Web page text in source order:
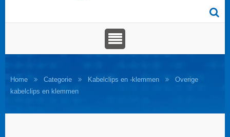
Home Categorie Kabelclips en -klemmen
Overige
kabelclips en klemmen